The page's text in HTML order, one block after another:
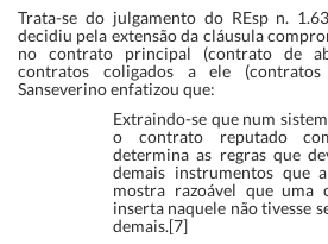
Trata-se do julgamento do REsp n.
decidiu pela extensão da cláusula
no contrato principal (contrato de
contratos coligados a ele
Sanseverino enfatizou que:
Extraindo-se que num
o contrato reputado
determina as regras que
demais instrumentos que
mostra razoável que uma
inserta naquele não tivesse
demais.[7]